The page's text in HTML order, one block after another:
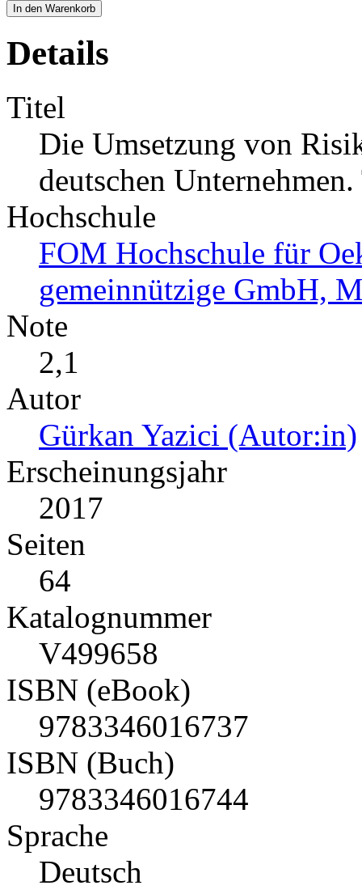
In den Warenkorb
Details
Titel
Die Umsetzung von
deutschen
Hochschule
FOM Hochschule für
gemeinnützige GmbH,
Note
2,1
Autor
Gürkan Yazici (Autor:in)
Erscheinungsjahr
2017
Seiten
64
Katalognummer
V499658
ISBN (eBook)
9783346016737
ISBN (Buch)
9783346016744
Sprache
Deutsch